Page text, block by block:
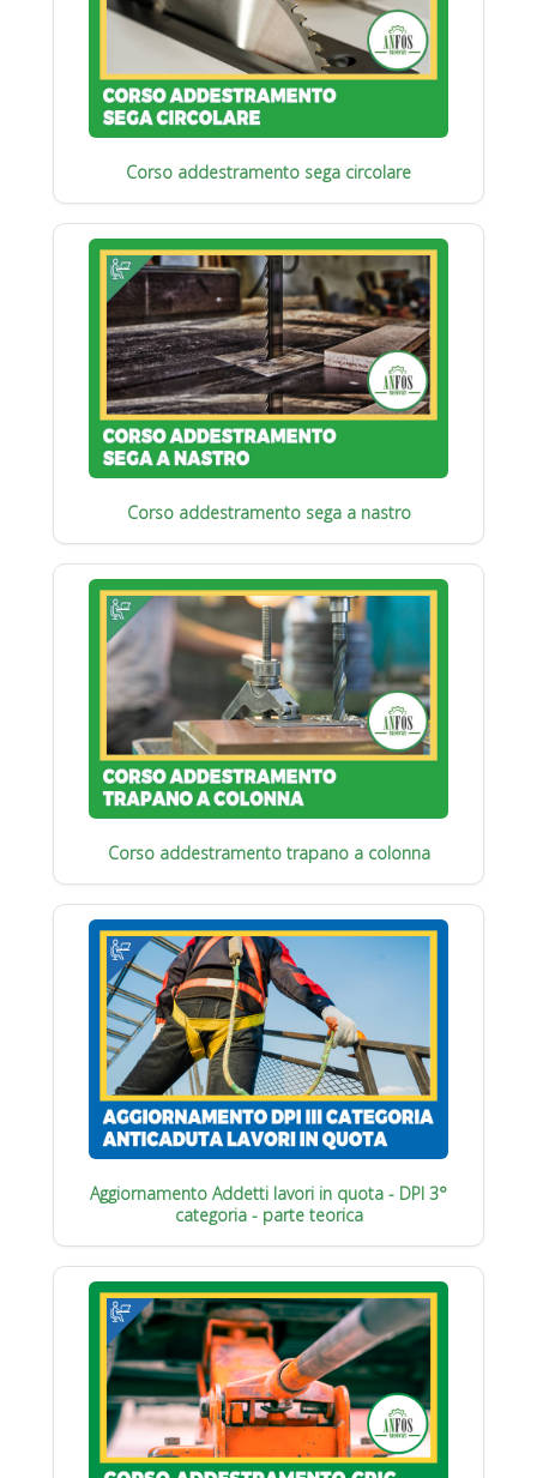
Corso addestramento sega circolare
Corso addestramento sega a nastro
Corso addestramento trapano a colonna
Aggiornamento Addetti lavori in quota - DPI 3°
categoria - parte teorica